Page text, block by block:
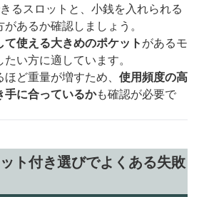
るスロットと、小銭を入れられる
あるか確認しましょう。
使える大きめのポケットがあるモ
い方に適しています。
ど重量が増すため、 使用頻度の高
手に合っているかも確認が必要で
ト付き選びでよくある失敗